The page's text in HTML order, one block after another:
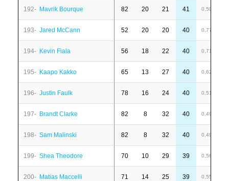
192- Mavrik Bourque 82 20 21 41 0,50
193- Jared McCann 52 20 20 40 0,77
194- Kevin Fiala 56 18 22 40 0,71
195- Kaapo Kakko 65 13 27 40 0,62
196- Justin Faulk 78 16 24 40 0,51
197- Brandt Clarke 82 8 32 40 0,49
198- Sam Malinski 82 8 32 40 0,49
199- Shea Theodore 70 10 29 39 0,56
200- Matias Maccelli 71 14 25 39 0,55